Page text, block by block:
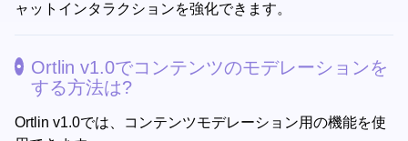
ャットインタラクションを強化できます。
Ortlin v1.0でコンテンツのモデレーションを
する方法は?
Ortlin v1.0では、コンテンツモデレーション用の機能を使